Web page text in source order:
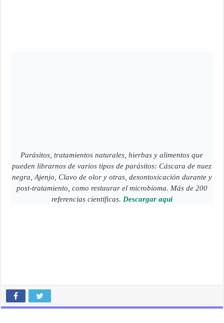
Parásitos, tratamientos naturales, hierbas y alimentos que
pueden librarnos de varios tipos de parásitos: Cáscara de nuez
negra, Ajenjo, Clavo de olor y otras, desontoxicación durante y
post-tratamiento, como restaurar el microbioma. Más de 200
referencias científicas. Descargar aqui